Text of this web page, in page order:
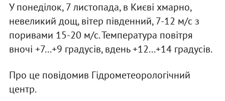
У понеділок, 7 листопада, в Києві хмарно,
невеликий дощ, вітер південний, 7-12 м/с з
поривами 15-20 м/с. Температура повітря
вночі +7...+9 градусів, вдень +12...+14 градусів.
Про це повідомив Гідрометеорологічний
центр.